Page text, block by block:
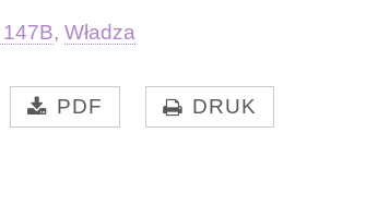
,Władza
PDF DRUK